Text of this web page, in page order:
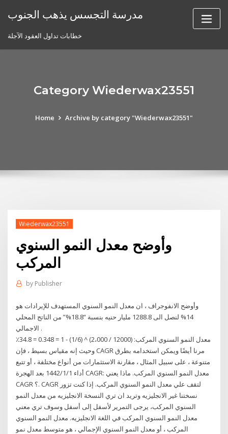
مدرسة التجسس يذهب الجنوب
خطابات تداول العقود الآجلة
Category Wiederwax23551
Home Archive by category "Wiederwax23551"
Wiederwax23551
وأوضح معدل النمو السنوي
المركب
by Publisher
وأوضح الانفوجراف ، ان معدل النمو السنوي المستهدف للإيرادات هو
14% لنصل الى 1288.8 مليار حنيه بنسبة “18.8%” من الناتج المحلي
الاجمالي .
معدل النمو السنوي المركب: (12000 / 2،000) ^ (1/6) - 1 = 0.348 = 34.8٪
وحيث إنه مقياس بسيط ، فإن CAGR مرنا أيضًا ويمكن استخدامه بطرق
متنوعة ، على سبيل المثال ، مقارنة الاستثمارات من أنواع مختلفة ، أو تتبع
أداء 1‏‏/1‏‏/1442 بعد الهجرة CAGR: معدل النمو السنوي المركب. ماذا يعني
CAGR ؟. CAGR لتقف علي معدل النمو السنوي المركب. إذا كنت تزور
نسختنا غير الانجليزيه وتريد ان تري النسخة الانجليزيه من معدل النمو
السنوي المركب، يرجى التمرير لأسفل إلى أسفل وسوف تري معني
معدل النمو السنوي المركب في اللغة الانجليزيه. معدل النمو السنوي
المركب ، أو معدل النمو السنوي الإجمالي ، هو متوسط معدل نمو